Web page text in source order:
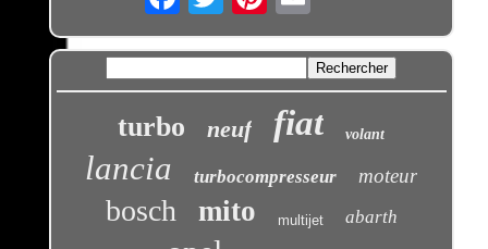
turbo neuf fiat volant
lancia turbocompresseur moteur
bosch mito multijet abarth